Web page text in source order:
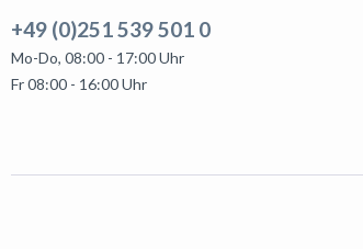
+49 (0)251 539 501 0
Mo-Do, 08:00 - 17:00 Uhr
Fr 08:00 - 16:00 Uhr